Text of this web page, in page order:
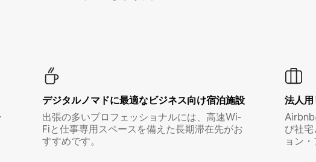
デジタルノマド⁠に最⁠適⁠なビ⁠ジ⁠ネ⁠ス⁠向⁠け宿⁠泊⁠施⁠設
出張の多いプロフェッショナルには、高速Wi-
Fiと仕事専用スペースを備えた長期滞在先がお
すすめです。
法人
Airbnb
び社
ョン